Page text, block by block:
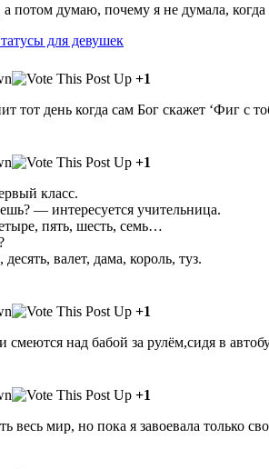
потом думаю, почему я не думала,
для девушек
+1
тот день когда сам Бог скажет ‘Фиг с
+1
класс.
— интеpесуется учительница.
пять, шесть, семь…
валет, дама, коpоль, туз.
+1
над бабой за рулём,сидя в
+1
весь мир, но пока я завоевала только